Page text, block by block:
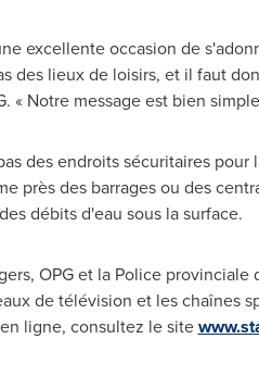
excellente occasion de
des lieux de loisirs, et il faut
Notre message est bien
des endroits sécuritaires
près des barrages ou des
débits d'eau sous la surface.
OPG et la Police provinciale
de télévision et les chaînes
ligne, consultez le site